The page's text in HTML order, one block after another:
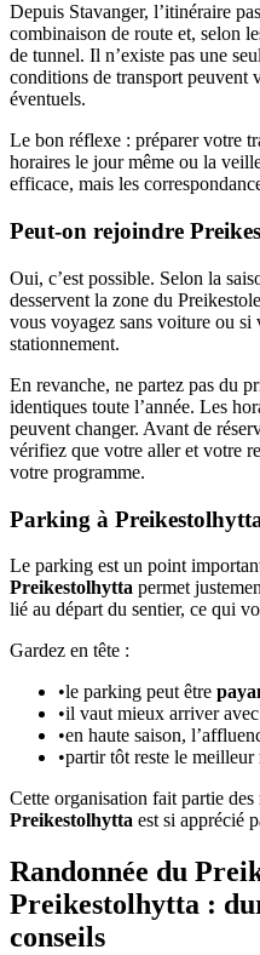
Depuis Stavanger, l’itinéraire
combinaison de route et, selon
de tunnel. Il n’existe pas une
conditions de transport peuvent
éventuels.
Le bon réflexe : préparer votre
horaires le jour même ou la
efficace, mais les
Peut-on rejoindre
Oui, c’est possible. Selon la
desservent la zone du
vous voyagez sans voiture ou si
stationnement.
En revanche, ne partez pas du
identiques toute l’année. Les
peuvent changer. Avant de
vérifiez que votre aller et votre
votre programme.
Parking à
Le parking est un point
Preikestolhytta permet
lié au départ du sentier, ce qui
Gardez en tête :
•le parking peut être
•il vaut mieux arriver avec
•en haute saison,
•partir tôt reste le meilleur
Cette organisation fait partie
Preikestolhytta est si apprécié
Randonnée du
Preikestolhytta :
conseils